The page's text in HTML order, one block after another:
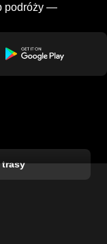
podróży —
trasy